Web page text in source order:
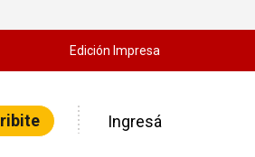
Edición Impresa
Ingresá